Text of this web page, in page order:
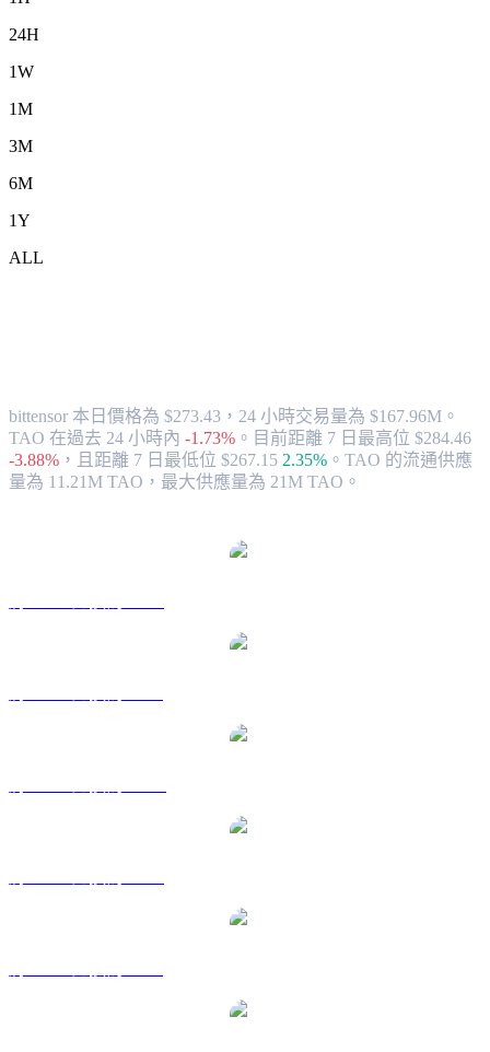
24H
1W
1M
3M
6M
1Y
ALL
bittensor 本日價格為 $273.43，24 小時交易量為 $167.96M。
TAO 在過去 24 小時內 -1.73% 。 目前距離 7 日最高位 $284.46
-3.88% ， 且距離 7 日最低位 $267.15 2.35% 。 TAO 的流通供應
量為 11.21M TAO，最大供應量為 21M TAO。